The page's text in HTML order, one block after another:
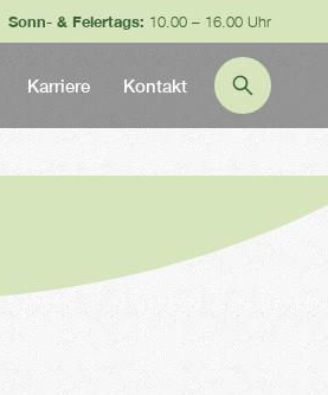
Sonn- & Feiertags: 10.00 – 16.00 Uhr
Karriere Kontakt